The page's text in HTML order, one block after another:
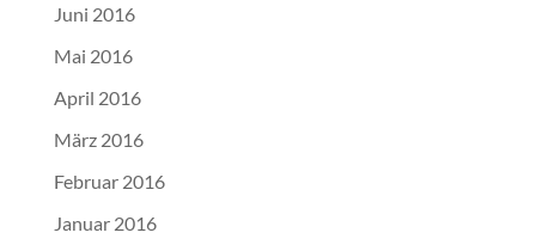
Juni 2016
Mai 2016
April 2016
März 2016
Februar 2016
Januar 2016